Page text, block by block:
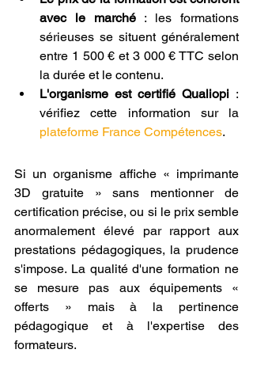
avec le marché : les formations
sérieuses se situent généralement
entre 1 500 € et 3 000 € TTC selon
la durée et le contenu.
L'organisme est certifié Qualiopi :
plateforme France Compétences.
Si un organisme affiche « imprimante
3D gratuite » sans mentionner de
certification précise, ou si le prix semble
anormalement élevé par rapport aux
prestations pédagogiques, la prudence
s'impose. La qualité d'une formation ne
se mesure pas aux équipements «
offerts » mais à la pertinence
pédagogique et à l'expertise des
formateurs.